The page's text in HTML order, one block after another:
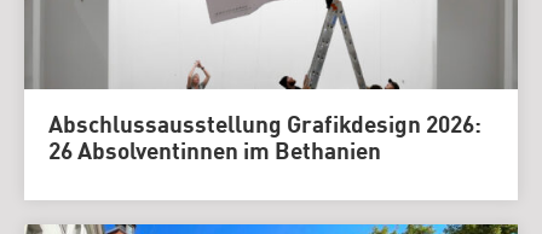
Abschlussausstellung Grafikdesign 2026:
26 Absolventinnen im Bethanien